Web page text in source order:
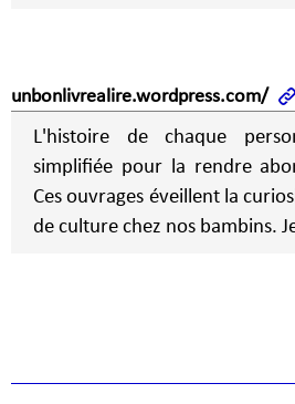
unbonlivrealire.wordpress.com/
L'histoire de chaque
simplifiée pour la rendre
Ces ouvrages éveillent la
de culture chez nos bambins.